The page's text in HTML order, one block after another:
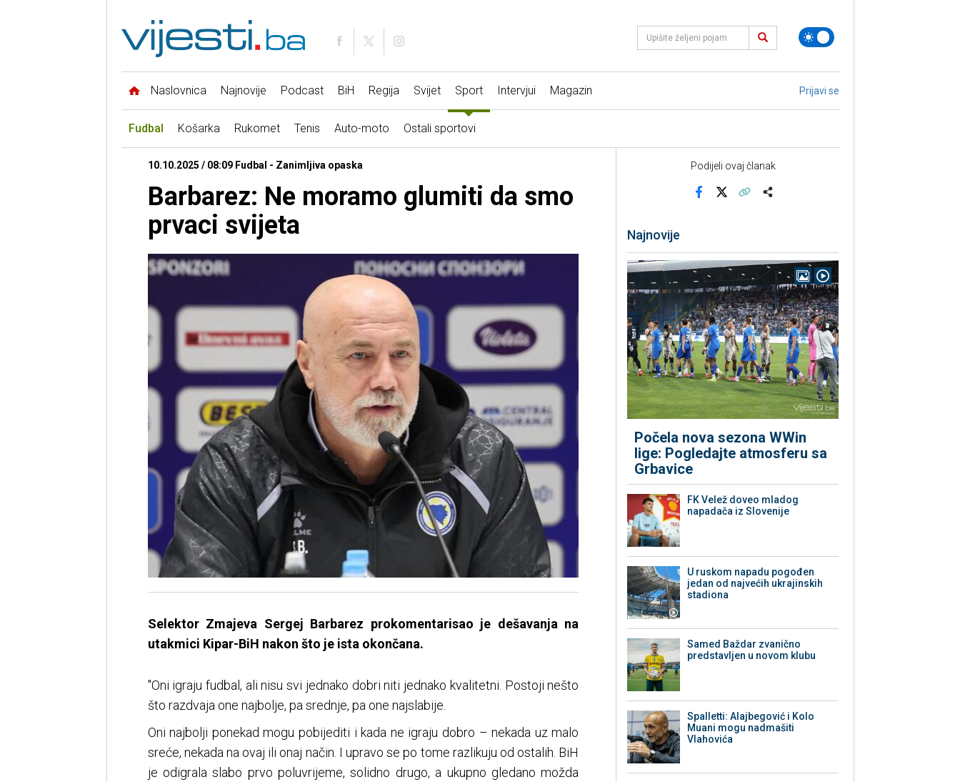
Naslovnica Najnovije Podcast BiH Regija Svijet Sport Intervjui Magazin Prijavi se
Fudbal Košarka Rukomet Tenis Auto-moto Ostali sportovi
10.10.2025 / 08:09 Fudbal - Zanimljiva opaska
Barbarez: Ne moramo glumiti da smo
prvaci svijeta
Selektor Zmajeva Sergej Barbarez prokomentarisao je dešavanja na
utakmici Kipar-BiH nakon što je ista okončana.
"Oni igraju fudbal, ali nisu svi jednako dobri niti jednako kvalitetni. Postoji nešto
što razdvaja one najbolje, pa srednje, pa one najslabije.
Oni najbolji ponekad mogu pobijediti i kada ne igraju dobro – nekada uz malo
sreće, nekada na ovaj ili onaj način. I upravo se po tome razlikuju od ostalih. BiH
je odigrala slabo prvo poluvrijeme, solidno drugo, a ukupno gledano možda
Podijeli ovaj članak
Najnovije
Počela nova sezona WWin
lige: Pogledajte atmosferu sa
Grbavice
FK Velež doveo mladog
napadača iz Slovenije
U ruskom napadu pogođen
jedan od najvećih ukrajinskih
stadiona
Samed Baždar zvanično
predstavljen u novom klubu
Spalletti: Alajbegović i Kolo
Muani mogu nadmašiti
Vlahovića